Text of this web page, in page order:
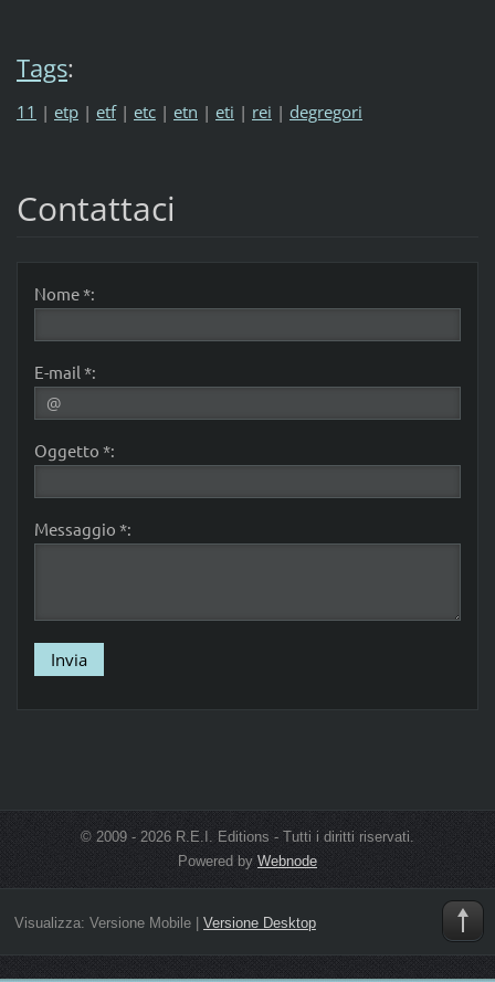
Tags:
11 | etp | etf | etc | etn | eti | rei | degregori
Contattaci
Nome *:
E-mail *:
Oggetto *:
Messaggio *:
© 2009 - 2026 R.E.I. Editions - Tutti i diritti riservati.
Powered by Webnode
Visualizza: Versione Mobile| Versione Desktop